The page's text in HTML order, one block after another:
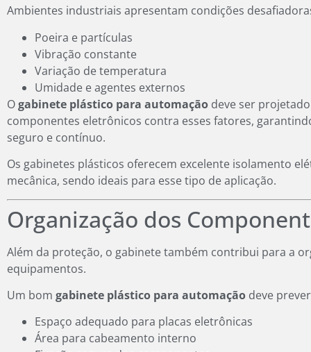
Ambientes industriais apresentam condições
Poeira e partículas
Vibração constante
Variação de temperatura
Umidade e agentes externos
Ogabinete plástico para automação deve ser
componentes eletrônicos contra esses fatores,
seguro e contínuo.
Os gabinetes plásticos oferecem excelente isolamento
mecânica, sendo ideais para esse tipo de aplicação.
Organização dos
Além da proteção, o gabinete também contribui para a
equipamentos.
Um bom gabinete plástico para automação deve
Espaço adequado para placas eletrônicas
Área para cabeamento interno